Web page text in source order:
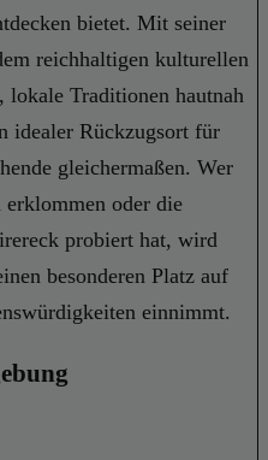
bietet. Mit seiner
reichhaltigen kulturellen
Traditionen hautnah
idealer Rückzugsort für
gleichermaßen. Wer
erklommen oder die
probiert hat, wird
besonderen Platz auf
einnimmt.